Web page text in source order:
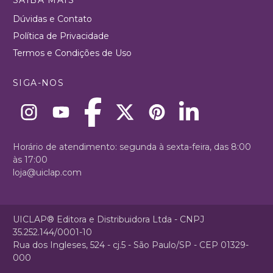
Dúvidas e Contato
Política de Privacidade
Termos e Condições de Uso
SIGA-NOS
Horário de atendimento: segunda à sexta-feira, das 8:00
às 17:00
loja@uiclap.com
UICLAP® Editora e Distribuidora Ltda - CNPJ
35.252.144/0001-10
Rua dos Ingleses, 524 - cj.5 - São Paulo/SP - CEP 01329-
000